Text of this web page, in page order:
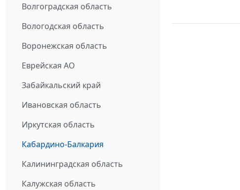
Волгоградская область
Вологодская область
Воронежская область
Еврейская АО
Забайкальский край
Ивановская область
Иркутская область
Кабардино-Балкария
Калининградская область
Калужская область